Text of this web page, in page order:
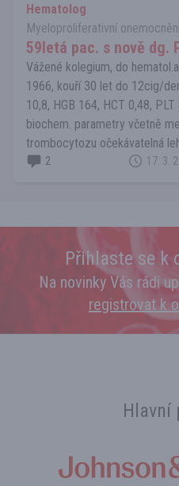
Hematolog
Myeloproliferativní
59letá pac. s nově dg.
Vážené kolegium, do
1966, kouří 30 let do 12cig/
10,8, HGB 164, HCT 0,48,
biochem. parametry včetně
trombocytozu očekávatelná
2 17. 3.
Přihlaste se k
Na novinky Vás rádi
registrovat k
Hlavní